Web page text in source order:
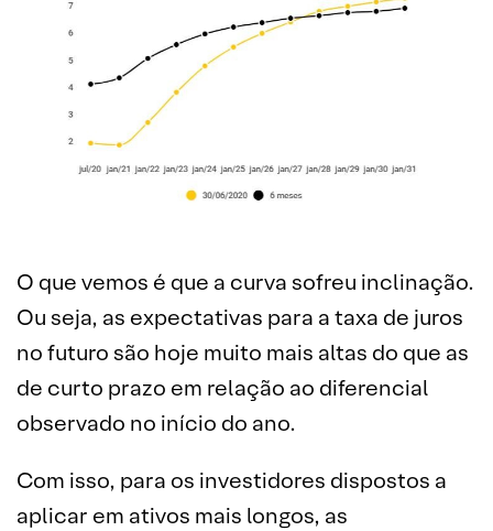
O que vemos é que a curva sofreu inclinação.
Ou seja, as expectativas para a taxa de juros
no futuro são hoje muito mais altas do que as
de curto prazo em relação ao diferencial
observado no início do ano.
Com isso, para os investidores dispostos a
aplicar em ativos mais longos, as